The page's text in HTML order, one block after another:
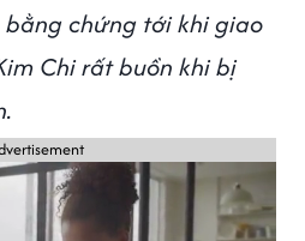
chứng tới khi giao
Chi rất buồn khi bị